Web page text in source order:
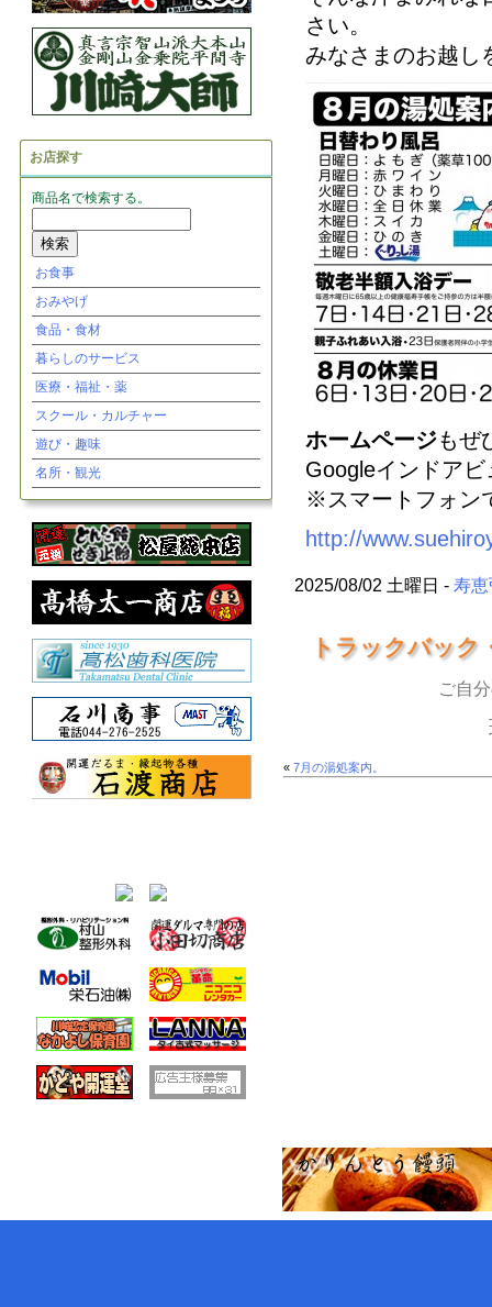
お店探す
商品名で検索する。
お食事
おみやげ
食品・食材
暮らしのサービス
医療・福祉・薬
スクール・カルチャー
遊び・趣味
名所・観光
さい。
みなさまのお越し
ホームページもぜ
Googleインドア
※スマートフォン
http://
2025/08/02 土曜日 - 寿
トラックバッ
ご自
« 7月の湯処案内。